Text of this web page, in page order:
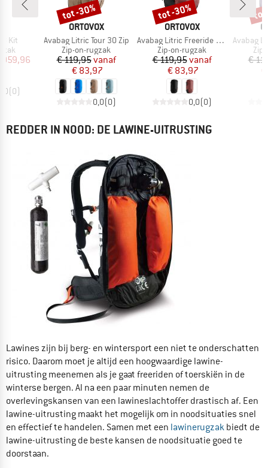
Kit
prijs
959,96
(0)
MERK
ORTOVOX
Artikel
Avabag Litric Tour 30 Zip
Productgroep
Zip-on-rugzak
Prijs
€ 119,95Verlaagde prijs
vanaf
€ 83,97
0,0(0)
Korting
tot -30%
MERK
ORTOVOX
Artikel
Avabag Litric Freeride 26S Zip
Productgroep
Zip-on-rugzak
Prijs
€ 119,95Verlaagde prijs
vanaf
€ 83,97
0,0(0)
Korting
tot -30%
Artikel
Avabag
€
REDDER IN NOOD: DE LAWINE-UITRUSTING
Lawines zijn bij berg- en wintersport een niet te onderschatten
risico. Daarom moet je altijd een hoogwaardige lawine-
uitrusting meenemen als je gaat freeriden of toerskiën in de
winterse bergen. Al na een paar minuten nemen de
overlevingskansen van een lawineslachtoffer drastisch af. Een
lawine-uitrusting maakt het mogelijk om in noodsituaties snel
en effectief te handelen. Samen met een lawinerugzak biedt de
lawine-uitrusting de beste kansen de noodsituatie goed te
doorstaan.